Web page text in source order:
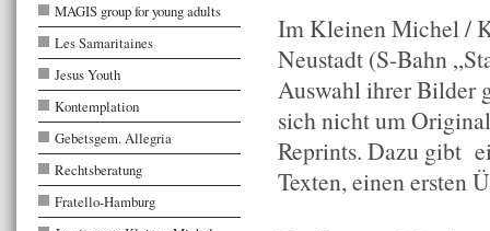
Im Kleinen Michel /
Neustadt (S-Bahn
Auswahl ihrer Bilder
sich nicht um
Reprints. Dazu gibt
Texten, einen ersten
MAGIS group for young adults
Les Samaritaines
Jesus Youth
Kontemplation
Gebetsgem. Allegria
Rechtsberatung
Fratello-Hamburg